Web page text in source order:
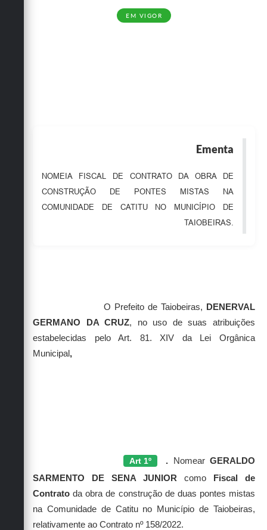
Enquete
Links
EM VIGOR
Ementa
NOMEIA FISCAL DE CONTRATO DA OBRA DE
CONSTRUÇÃO DE PONTES MISTAS NA
COMUNIDADE DE CATITU NO MUNICÍPIO DE
TAIOBEIRAS.
O Prefeito de Taiobeiras,
DENERVAL
GERMANO DA CRUZ, no uso de suas atribuições
estabelecidas pelo Art. 81. XIV da Lei Orgânica
Municipal ,
Art 1º . NomearGERALDO
SARMENTO DE SENA JUNIOR como Fiscal de
Contratoda obra de construção de duas pontes mistas
na Comunidade de Catitu no Município de Taiobeiras,
relativamente ao Contrato nº 158/2022.